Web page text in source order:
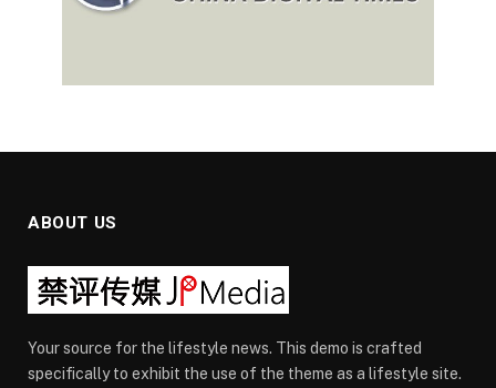
ABOUT US
Your source for the lifestyle news. This demo is crafted
specifically to exhibit the use of the theme as a lifestyle site.